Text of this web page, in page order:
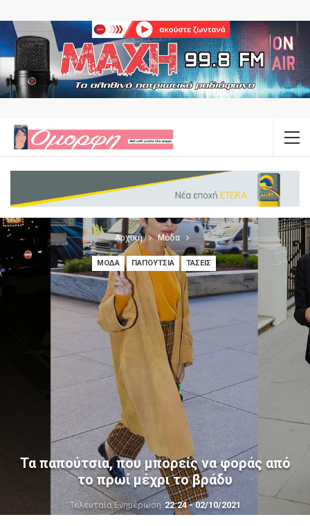
Αρχική Μόδα
ΜΌΔΑ ΠΑΠΟΎΤΣΙΑ ΤΆΣΕΙΣ
Τα παπούτσια, που μπορείς να φοράς από
το πρωί μέχρι το βράδυ
Τελευταία Ενημέρωση22:24 - 02/10/2021